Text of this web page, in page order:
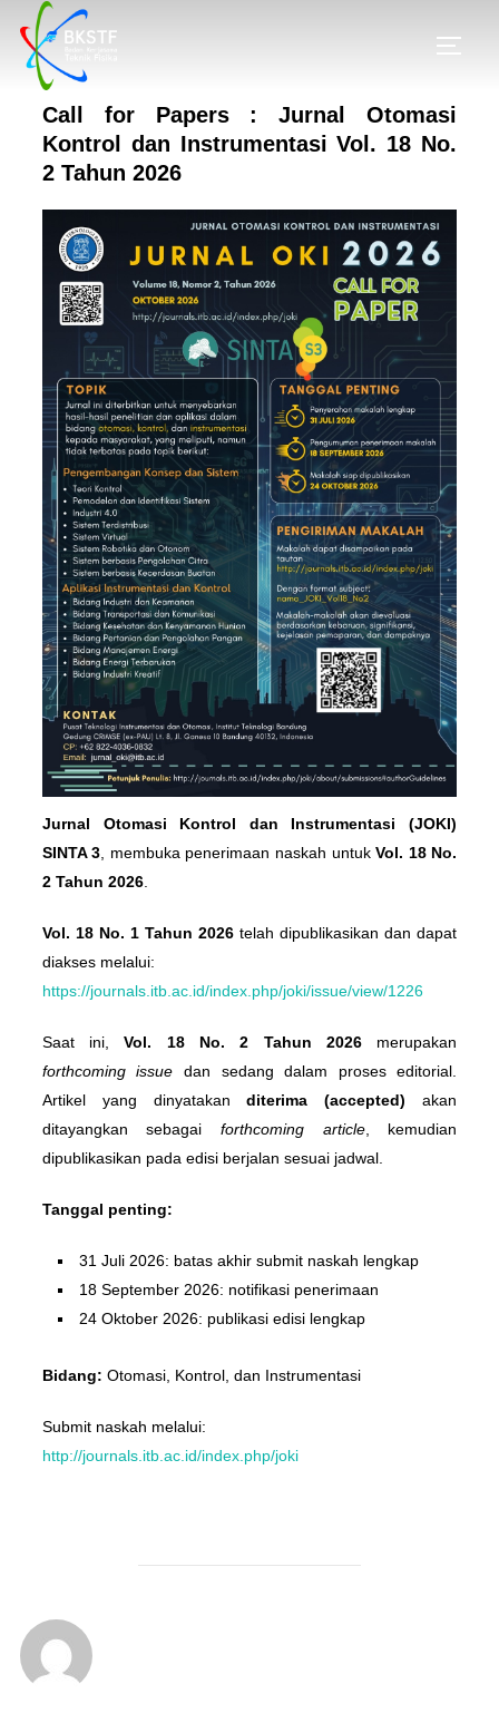
Call for Papers : Jurnal Otomasi
Kontrol dan Instrumentasi Vol. 18 No.
2 Tahun 2026
Jurnal Otomasi Kontrol dan Instrumentasi (JOKI)
SINTA 3 , membuka penerimaan naskah untukVol. 18 No.
2 Tahun 2026.
Vol. 18 No. 1 Tahun 2026 telah dipublikasikan dan dapat
diakses melalui:
https://journals.itb.ac.id/index.php/joki/issue/view/1226
Saat ini,Vol. 18 No. 2 Tahun 2026merupakan
forthcoming issue dan sedang dalam proses editorial.
Artikel yang dinyatakanditerima (accepted) akan
ditayangkan sebagai forthcoming article, kemudian
dipublikasikan pada edisi berjalan sesuai jadwal.
Tanggal penting:
31 Juli 2026: batas akhir submit naskah lengkap
18 September 2026: notifikasi penerimaan
24 Oktober 2026: publikasi edisi lengkap
Bidang: Otomasi, Kontrol, dan Instrumentasi
Submit naskah melalui:
http://journals.itb.ac.id/index.php/joki